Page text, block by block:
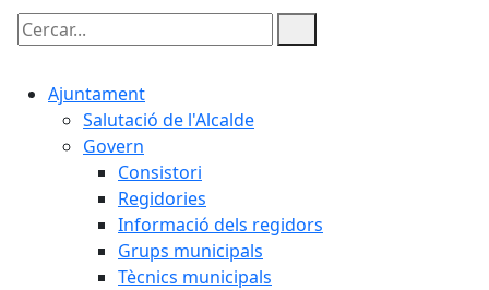
Cercar:
Ajuntament
Salutació de l'Alcalde
Govern
Consistori
Regidories
Informació dels regidors
Grups municipals
Tècnics municipals